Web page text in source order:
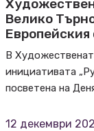
Велико
Европейския
В
инициативата
посветена на
12 декември